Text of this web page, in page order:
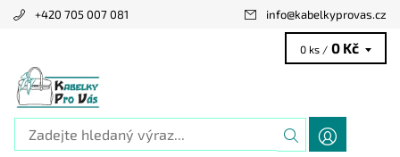
+420 705 007 081 info@kabelkyprovas.cz
0 ks / 0 Kč